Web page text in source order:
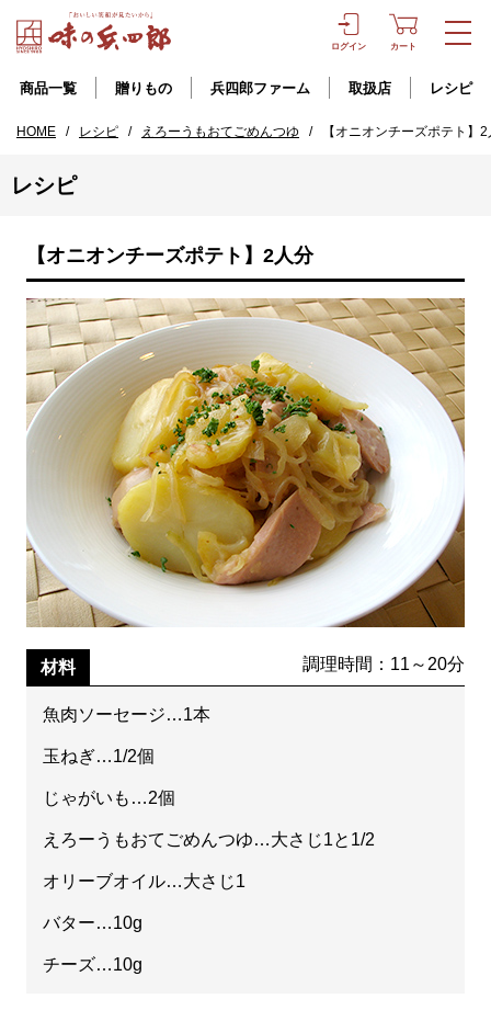
ログイン カート
商品一覧 贈りもの 兵四郎ファーム 取扱店 レシピ
HOME / レシピ / えろーうもおてごめんつゆ / 【オニオンチーズポテト】
レシピ
【オニオンチーズポテト】2人分
材料 調理時間：11～20分
魚肉ソーセージ…1本
玉ねぎ…1/2個
じゃがいも…2個
えろーうもおてごめんつゆ…大さじ1と1/2
オリーブオイル…大さじ1
バター…10g
チーズ…10g